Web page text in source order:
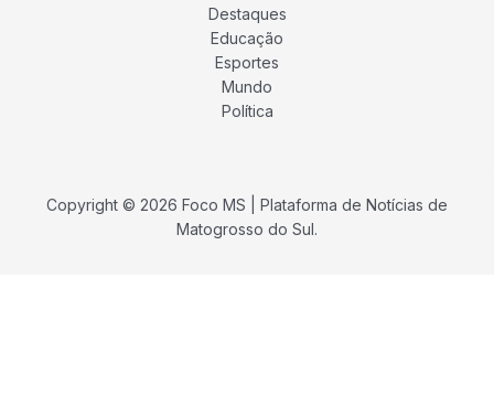
Destaques
Educação
Esportes
Mundo
Política
Copyright © 2026 Foco MS | Plataforma de Notícias de
Matogrosso do Sul.